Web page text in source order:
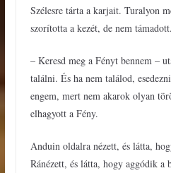
Szélesre tárta a karjait. Turalyon
szorította a kezét, de nem támadott.
– Keresd meg a Fényt bennem –
találni. És ha nem találod,
engem, mert nem akarok olyan
elhagyott a Fény.
Anduin oldalra nézett, és látta,
Ránézett, és látta, hogy aggódik a